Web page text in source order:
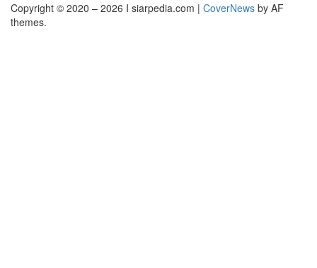
Copyright © 2020 – 2026 I siarpedia.com | CoverNews by AF
themes.